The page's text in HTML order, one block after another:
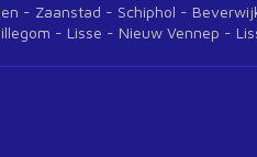
- Zaanstad - Schiphol -
- Lisse - Nieuw Vennep -